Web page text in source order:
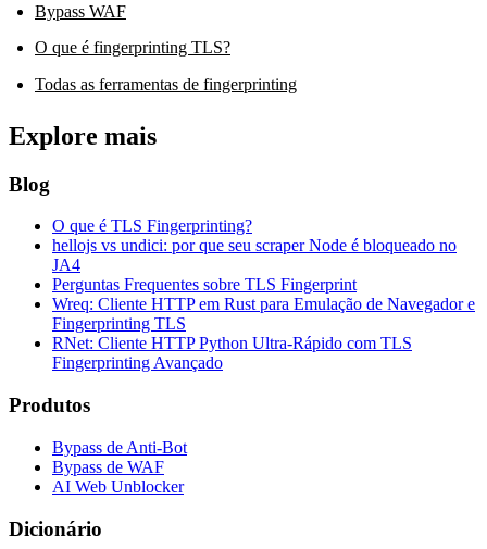
Bypass WAF
O que é fingerprinting TLS?
Todas as ferramentas de fingerprinting
Explore mais
Blog
O que é TLS Fingerprinting?
hellojs vs undici: por que seu scraper Node é bloqueado no
JA4
Perguntas Frequentes sobre TLS Fingerprint
Wreq: Cliente HTTP em Rust para Emulação de Navegador e
Fingerprinting TLS
RNet: Cliente HTTP Python Ultra-Rápido com TLS
Fingerprinting Avançado
Produtos
Bypass de Anti-Bot
Bypass de WAF
AI Web Unblocker
Dicionário